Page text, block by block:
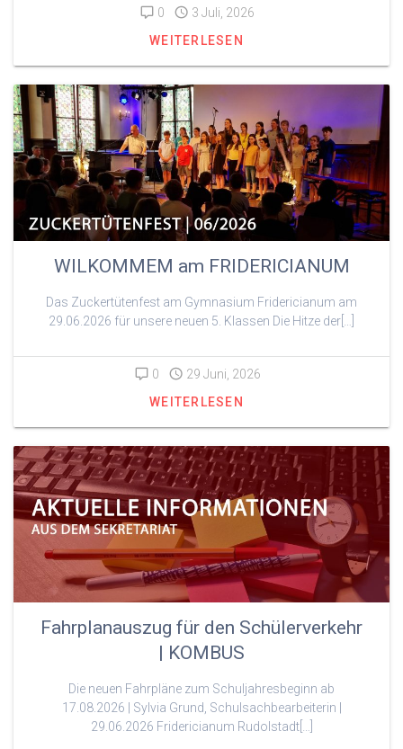
0
3 Juli, 2026
WEITERLESEN
WILKOMMEM am FRIDERICIANUM
Das Zuckertütenfest am Gymnasium Fridericianum am
29.06.2026 für unsere neuen 5. Klassen Die Hitze der[…]
0
29 Juni, 2026
WEITERLESEN
Fahrplanauszug für den Schülerverkehr
| KOMBUS
Die neuen Fahrpläne zum Schuljahresbeginn ab
17.08.2026 | Sylvia Grund, Schulsachbearbeiterin |
29.06.2026 Fridericianum Rudolstadt[…]